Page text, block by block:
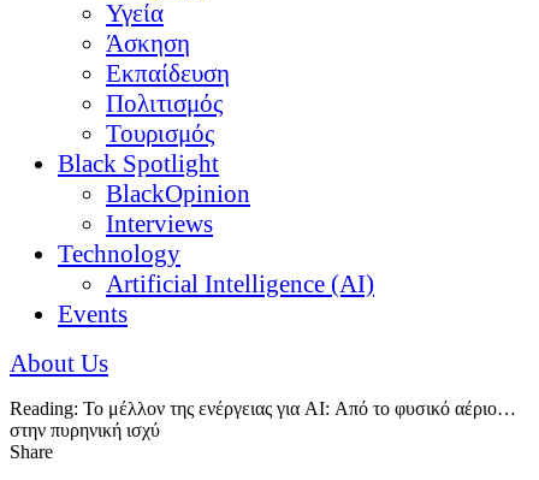
Υγεία
Άσκηση
Εκπαίδευση
Πολιτισμός
Τουρισμός
Black Spotlight
BlackOpinion
Interviews
Technology
Artificial Intelligence (AI)
Events
About Us
Reading: Το μέλλον της ενέργειας για AI: Από το φυσικό αέριο…
στην πυρηνική ισχύ
Share